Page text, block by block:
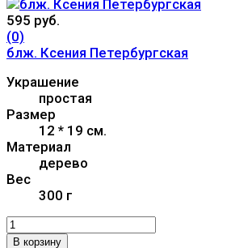
595 руб.
(0)
блж. Ксения Петербургская
Украшение
простая
Размер
12 * 19 см.
Материал
дерево
Вес
300 г
В корзину